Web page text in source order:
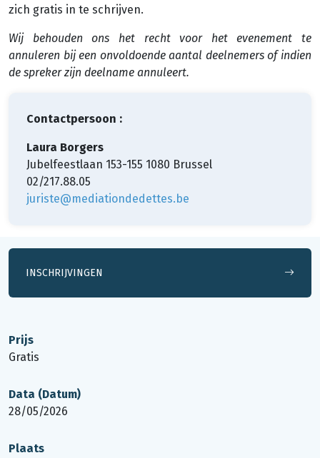
zich gratis in te schrijven.
Wij behouden ons het recht voor het evenement te
annuleren bij een onvoldoende aantal deelnemers of indien
de spreker zijn deelname annuleert.
Contactpersoon :
Laura Borgers
Jubelfeestlaan 153-155 1080 Brussel
02/217.88.05
juriste@mediationdedettes.be
INSCHRIJVINGEN
Prijs
Gratis
Data (Datum)
28/05/2026
Plaats